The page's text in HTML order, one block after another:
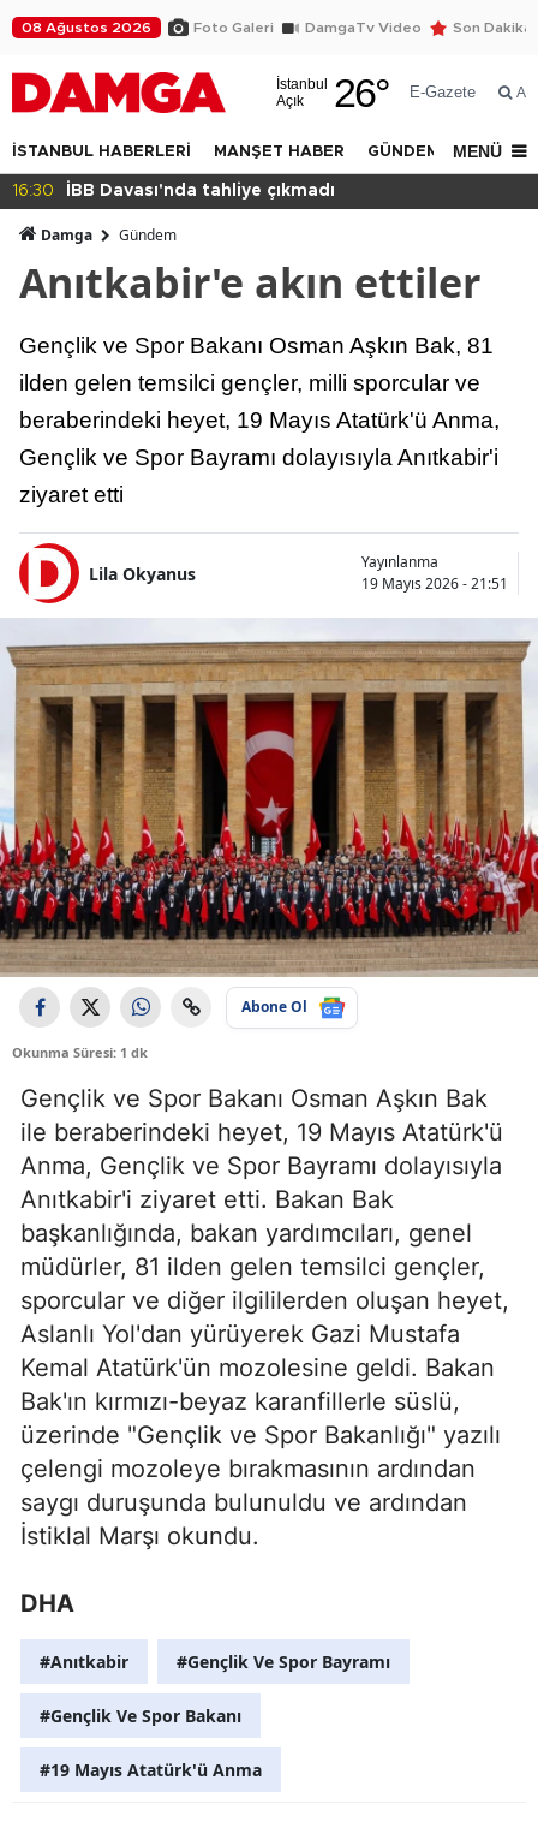
08 Ağustos 2026 Foto Galeri DamgaTv Video Son Dakika
İstanbul
Açık
26° E-Gazete Ara
İSTANBUL HABERLERİ MANŞET HABER GÜNDEM DÜNYA
MENÜ
16:30 İBB Davası'nda tahliye çıkmadı
Damga Gündem
Anıtkabir'e akın ettiler
Gençlik ve Spor Bakanı Osman Aşkın Bak, 81
ilden gelen temsilci gençler, milli sporcular ve
beraberindeki heyet, 19 Mayıs Atatürk'ü Anma,
Gençlik ve Spor Bayramı dolayısıyla Anıtkabir'i
ziyaret etti
Lila Okyanus
Yayınlanma
19 Mayıs 2026 - 21:51
Abone Ol
Okunma Süresi: 1 dk
Gençlik ve Spor Bakanı Osman Aşkın Bak
ile beraberindeki heyet, 19 Mayıs Atatürk'ü
Anma, Gençlik ve Spor Bayramı dolayısıyla
Anıtkabir'i ziyaret etti. Bakan Bak
başkanlığında, bakan yardımcıları, genel
müdürler, 81 ilden gelen temsilci gençler,
sporcular ve diğer ilgililerden oluşan heyet,
Aslanlı Yol'dan yürüyerek Gazi Mustafa
Kemal Atatürk'ün mozolesine geldi. Bakan
Bak'ın kırmızı-beyaz karanfillerle süslü,
üzerinde "Gençlik ve Spor Bakanlığı" yazılı
çelengi mozoleye bırakmasının ardından
saygı duruşunda bulunuldu ve ardından
İstiklal Marşı okundu.
DHA
#Anıtkabir #Gençlik Ve Spor Bayramı
#Gençlik Ve Spor Bakanı
#19 Mayıs Atatürk'ü Anma